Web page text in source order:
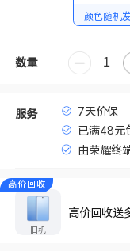
颜色随机发
数量
服务
7天价保
已满48元
由荣耀终
高价回收
旧机
高价回收送